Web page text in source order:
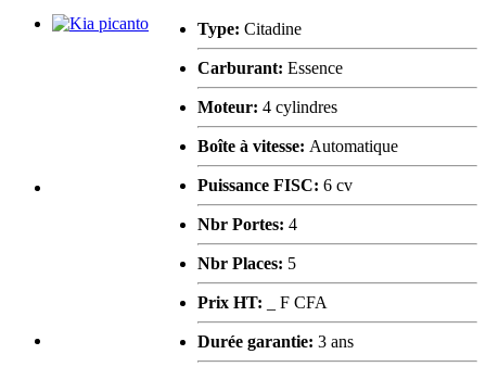
Type: Citadine
Carburant: Essence
Moteur: 4 cylindres
Boîte à vitesse: Automatique
Puissance FISC: 6 cv
Nbr Portes: 4
Nbr Places: 5
Prix HT: _ F CFA
Durée garantie: 3 ans